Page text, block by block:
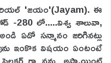
సీరియల్ 'జయం'(Jayam). ఈ
-280 లో.....విశ్వ శాలువా,
ఏదో సన్మానం జరిగినట్లు
ఇంకొక విషయం ఏంటంటే